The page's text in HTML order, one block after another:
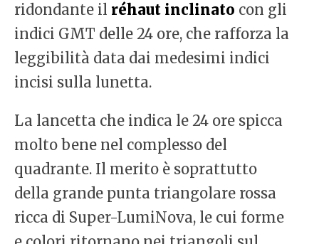
ridondante il réhaut inclinato con gli
indici GMT delle 24 ore, che rafforza la
leggibilità data dai medesimi indici
incisi sulla lunetta.
La lancetta che indica le 24 ore spicca
molto bene nel complesso del
quadrante. Il merito è soprattutto
della grande punta triangolare rossa
ricca di Super-LumiNova, le cui forme